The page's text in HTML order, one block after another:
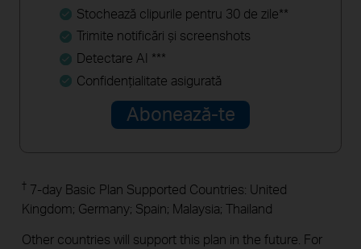
Stochează clipurile pentru 30 de zile**
Trimite notificări şi screenshots
Detectare AI ***
Confidenţialitate asigurată
Abonează-te
†7-day Basic Plan Supported Countries: United
Kingdom; Germany; Spain; Malaysia; Thailand
Other countries will support this plan in the future. For